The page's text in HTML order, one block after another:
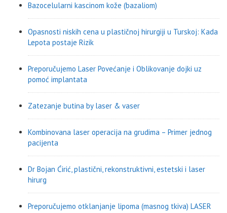
Bazocelularni kascinom kože (bazaliom)
Opasnosti niskih cena u plastičnoj hirurgiji u Turskoj: Kada
Lepota postaje Rizik
Preporučujemo Laser Povećanje i Oblikovanje dojki uz
pomoć implantata
Zatezanje butina by laser & vaser
Kombinovana laser operacija na grudima – Primer jednog
pacijenta
Dr Bojan Ćirić, plastični, rekonstruktivni, estetski i laser
hirurg
Preporučujemo otklanjanje lipoma (masnog tkiva) LASER